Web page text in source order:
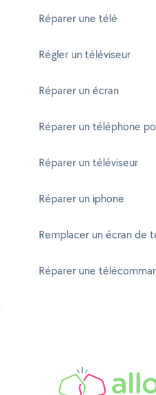
Réparer une télé
Régler un téléviseur
Réparer un écran
Réparer un téléphone
Réparer un téléviseur
Réparer un iphone
Remplacer un écran de
Réparer une